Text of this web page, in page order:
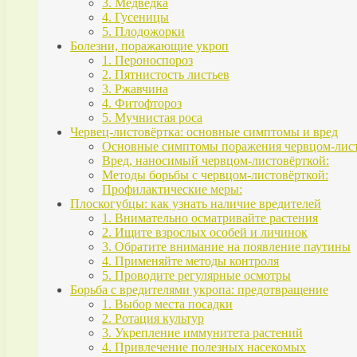
3. Медведка
4. Гусеницы
5. Плодожорки
Болезни, поражающие укроп
1. Пероноспороз
2. Пятнистость листьев
3. Ржавчина
4. Фитофтороз
5. Мучнистая роса
Червец-листовёртка: основные симптомы и вред
Основные симптомы поражения червцом-
Вред, наносимый червцом-листовёрткой:
Методы борьбы с червцом-листовёрткой:
Профилактические меры:
Плоскогубцы: как узнать наличие вредителей
1. Внимательно осматривайте растения
2. Ищите взрослых особей и личинок
3. Обратите внимание на появление паутины
4. Применяйте методы контроля
5. Проводите регулярные осмотры
Борьба с вредителями укропа: предотвращение
1. Выбор места посадки
2. Ротация культур
3. Укрепление иммунитета растений
4. Привлечение полезных насекомых